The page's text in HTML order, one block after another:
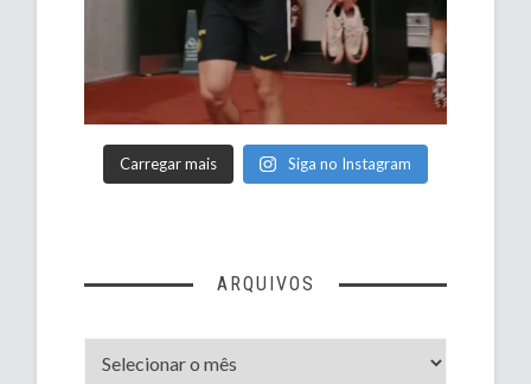
Carregar mais Siga no Instagram
ARQUIVOS